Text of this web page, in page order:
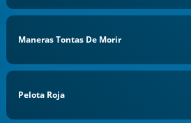
Maneras Tontas De Morir
Pelota Roja